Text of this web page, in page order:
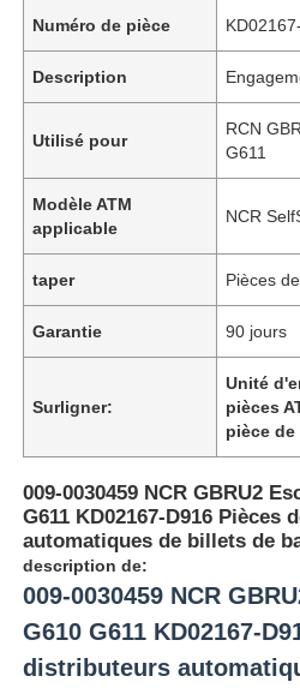
Numéro de pièce
Description
Utilisé pour
RCN
G611
Modèle ATM
applicable
NCR
taper Pièces
Garantie 90 jours
Surligner:
Unité
pièces
pièce de
009-0030459 NCR GBRU2
G611 KD02167-D916 Pièces
automatiques de billets de
description de:
009-0030459 NCR
G610 G611 KD02167-
distributeurs